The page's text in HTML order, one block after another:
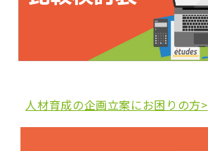
人材育成の企画立案にお困りの方>